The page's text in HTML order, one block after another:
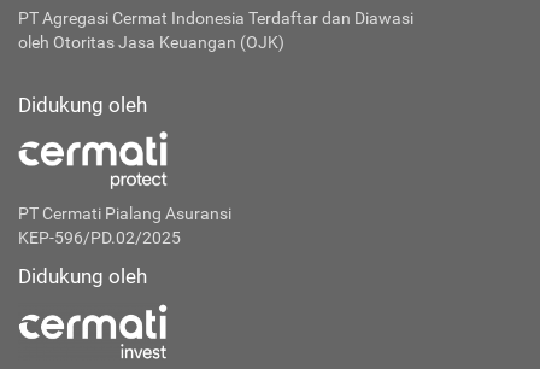
PT Agregasi Cermat Indonesia Terdaftar dan Diawasi
oleh Otoritas Jasa Keuangan (OJK)
Didukung oleh
PT Cermati Pialang Asuransi
KEP-596/PD.02/2025
Didukung oleh